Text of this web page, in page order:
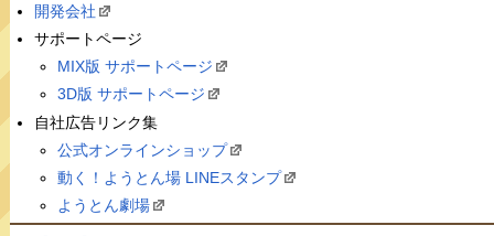
開発会社
サポートページ
MIX版 サポートページ
3D版 サポートページ
自社広告リンク集
公式オンラインショップ
動く！ようとん場 LINEスタンプ
ようとん劇場